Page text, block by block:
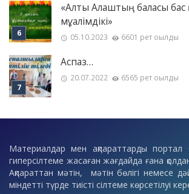
«Алты Алаштың баласы бас
мұғалімдікі»
05.10.2023 6601 рет оқылды
Аспаз…
20.07.2022 6565 рет оқылды
Материалдар мен ақпараттарды портал
гиперсілтеме жасаған жағдайда ғана
Ақпараттан мәтін, мәтін бөлігі немесе
міндетті түрде тиісті сілтеме көрсетілуі